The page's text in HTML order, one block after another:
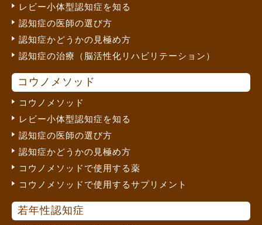
レビー小体型認知症を知る
認知症の医師の選び方
認知症かどうかの見極め方
認知症の治療（脳活性化リハビリテーション）
コウノメソッド
コウノメソッド
レビー小体型認知症を知る
認知症の医師の選び方
認知症かどうかの見極め方
コウノメソッドで使用する薬
コウノメソッドで使用するサプリメント
若年性認知症